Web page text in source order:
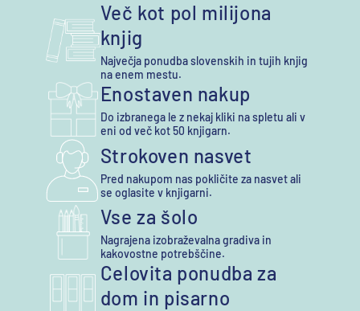
Več kot pol milijona
knjig
Največja ponudba slovenskih in tujih knjig
na enem mestu.
Enostaven nakup
Do izbranega le z nekaj kliki na spletu ali v
eni od več kot 50 knjigarn.
Strokoven nasvet
Pred nakupom nas pokličite za nasvet ali
se oglasite v knjigarni.
Vse za šolo
Nagrajena izobraževalna gradiva in
kakovostne potrebščine.
Celovita ponudba za
dom in pisarno